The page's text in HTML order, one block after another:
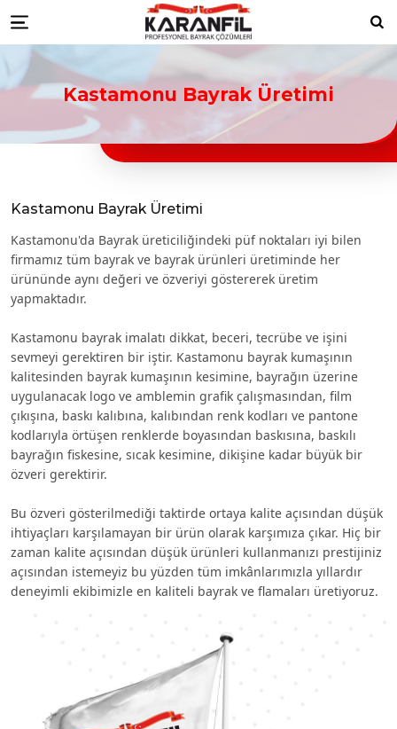
bayrakları Düzce Resmi Kurum Bayrakları Düzce ikili masa bayrağı Düzce bayrak
Düzce türk bayrağı imalatçılarıDüzce Ülke BayraklarıDüzce turk bayragı
toptancısı
Karanfil Profesyonel Bayrak
Menu
Kastamonu Bayrak Üretimi
Kastamonu Bayrak Üretimi
Kastamonu'da Bayrak üreticiliğindeki püf noktaları iyi bilen
firmamız tüm bayrak ve bayrak ürünleri üretiminde her
ürününde aynı değeri ve özveriyi göstererek üretim
yapmaktadır.
Kastamonu bayrak imalatı dikkat, beceri, tecrübe ve işini
sevmeyi gerektiren bir iştir. Kastamonu bayrak kumaşının
kalitesinden bayrak kumaşının kesimine, bayrağın üzerine
uygulanacak logo ve amblemin grafik çalışmasından, film
çıkışına, baskı kalıbına, kalıbından renk kodları ve pantone
kodlarıyla örtüşen renklerde boyasından baskısına, baskılı
bayrağın fiskesine, sıcak kesimine, dikişine kadar büyük bir
özveri gerektirir.
Bu özveri gösterilmediği taktirde ortaya kalite açısından düşük
ihtiyaçları karşılamayan bir ürün olarak karşımıza çıkar. Hiç bir
zaman kalite açısından düşük ürünleri kullanmanızı prestijiniz
açısından istemeyiz bu yüzden tüm imkânlarımızla yıllardır
deneyimli ekibimizle en kaliteli bayrak ve flamaları üretiyoruz.